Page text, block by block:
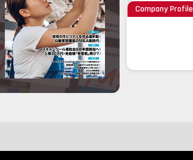
Company Profile